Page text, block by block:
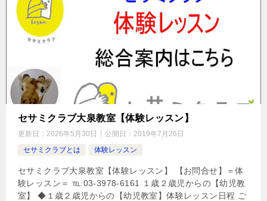
セサミクラブ大泉教室【体験レッスン】
更新日： 2026年5月30日 公開日： 2019年7月26日
セサミクラブとは
体験レッスン
セサミクラブ大泉教室【体験レッスン】 【お問合せ】＝体
験レッスン＝ ℡:03-3978-6161 １歳２歳児からの【幼児教
室】 ◆１歳２歳児からの【幼児教室】体験レッスン日程 ご